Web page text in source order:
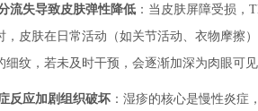
流失导致皮肤弹性降低 ：当皮肤屏障受损，
，皮肤在日常活动（如关节活动、衣物摩擦
细纹，若未及时干预，会逐渐加深为肉眼可见
反应加剧组织破坏 ：湿疹的核心是慢性炎症